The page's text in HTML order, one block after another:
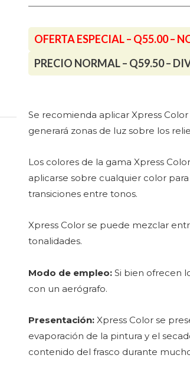
cantidad
OFERTA ESPECIAL – Q55.00 –
PRECIO NORMAL – Q59.50 –
Se recomienda aplicar Xpress
generará zonas de luz sobre los
Los colores de la gama Xpress
aplicarse sobre cualquier color
transiciones entre tonos.
Xpress Color se puede mezclar
tonalidades.
Modo de empleo: Si bien ofrecen
con un aerógrafo.
Presentación: Xpress Color se
evaporación de la pintura y el
contenido del frasco durante